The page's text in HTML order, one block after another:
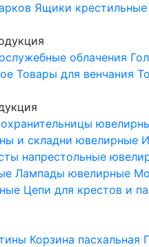
Ящики крестильные
облачения
Товары для венчания
и складни ювелирные
напрестольные
Лампады ювелирные
Цепи для крестов и
Корзина пасхальная